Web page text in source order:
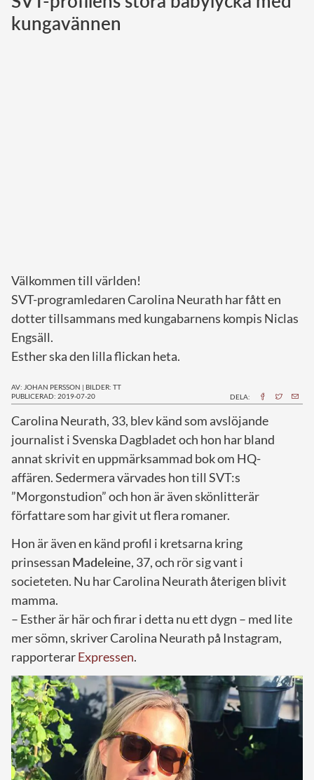
Norska kungahuset
kungavännen
Välkommen till världen!
SVT-programledaren Carolina Neurath har fått en
dotter tillsammans med kungabarnens kompis Niclas
Engsäll.
Esther ska den lilla flickan heta.
AV: JOHAN PERSSON | BILDER: TT
PUBLICERAD: 2019-07-20
DELA:
Carolina Neurath, 33, blev känd som avslöjande
journalist i Svenska Dagbladet och hon har bland
annat skrivit en uppmärksammad bok om HQ-
affären. Sedermera värvades hon till SVT:s
”Morgonstudion” och hon är även skönlitterär
författare som har givit ut flera romaner.
Hon är även en känd profil i kretsarna kring
prinsessan Madeleine, 37, och rör sig vant i
societeten. Nu har Carolina Neurath återigen blivit
mamma.
– Esther är här och firar i detta nu ett dygn – med lite
mer sömn, skriver Carolina Neurath på Instagram,
rapporterarExpressen.